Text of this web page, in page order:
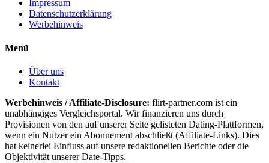
Impressum
Datenschutzerklärung
Werbehinweis
Menü
Über uns
Kontakt
Werbehinweis / Affiliate-Disclosure: flirt-partner.com ist ein
unabhängiges Vergleichsportal. Wir finanzieren uns durch
Provisionen von den auf unserer Seite gelisteten Dating-Plattformen,
wenn ein Nutzer ein Abonnement abschließt (Affiliate-Links). Dies
hat keinerlei Einfluss auf unsere redaktionellen Berichte oder die
Objektivität unserer Date-Tipps.